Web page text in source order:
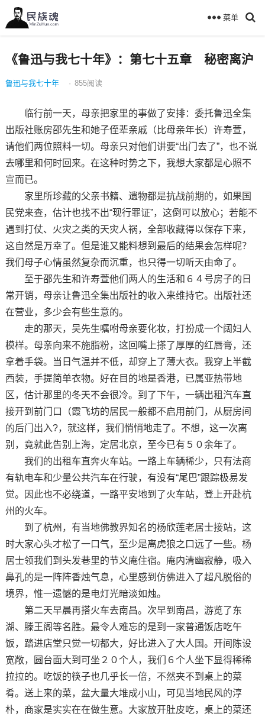
菜单
《鲁迅与我七十年》：第七十五章 秘密离沪
鲁迅与我七十年 · 855阅读
临行前一天，母亲把家里的事做了安排：委托鲁迅全集
出版社账房邵先生和她子侄辈亲戚（比母亲年长）许寿萱，
请他们两位照料一切。母亲只对他们讲要“出门去了”，也不说
去哪里和何时回来。在这种时势之下，我想大家都是心照不
宣而已。
家里所珍藏的父亲书籍、遗物都是抗战前期的，如果国
民党来查，估计也找不出“现行罪证”，这倒可以放心；若能不
遇到打仗、火灾之类的天灾人祸，全部收藏得以保存下来，
这自然是万幸了。但是谁又能料想到最后的结果会怎样呢？
我们母子心情虽然复杂而沉重，也只得一切听天由命了。
至于邵先生和许寿萱他们两人的生活和６４号房子的日
常开销，母亲让鲁迅全集出版社的收入来维持它。出版社还
在营业，多少会有些生意的。
走的那天，吴先生嘱咐母亲要化妆，打扮成一个阔妇人
模样。母亲向来不施脂粉，这回嘴上搽了厚厚的红唇膏，还
拿着手袋。当日气温并不低，却穿上了薄大衣。我穿上半截
西装，手提简单衣物。好在目的地是香港，已属亚热带地
区，估计那里的冬天不会很冷。到了下午，一辆出租汽车直
接开到前门口（霞飞坊的居民一般都不启用前门，从厨房间
的后门出入?，就这样，我们悄悄地走了。不想，这一次离
别，竟就此告别上海，定居北京，至今已有５０余年了。
我们的出租车直奔火车站。一路上车辆稀少，只有法商
有轨电车和少量公共汽车在行驶，有没有“尾巴”跟踪极易发
觉。因此也不必绕道，一路平安地到了火车站，登上开赴杭
州的火车。
到了杭州，有当地佛教界知名的杨欣莲老居士接站，这
时大家心头才松了一口气，至少是离虎狼之口远了一些。杨
居士领我们到头发巷里的节义庵住宿。庵内清幽寂静，吸入
鼻孔的是一阵阵香烛气息，心里感到仿佛进入了超凡脱俗的
境界，惟一遗憾的是电灯光暗淡如烛。
第二天早晨再搭火车去南昌。次早到南昌，游览了东
湖、滕王阁等名胜。最令人难忘的是到一家普通饭店吃午
饭，踏进店堂只觉一切都大，好比进入了大人国。开间陈设
宽敞，圆台面大到可坐２０个人，我们６个人坐下显得稀稀
拉拉的。吃饭的筷子也几乎长一倍，不然夹不到桌上的菜
肴。送上来的菜，盆大量大堆成小山，可见当地民风的淳
朴，商家是实实在在做生意。大家放开肚皮吃，桌上的菜还